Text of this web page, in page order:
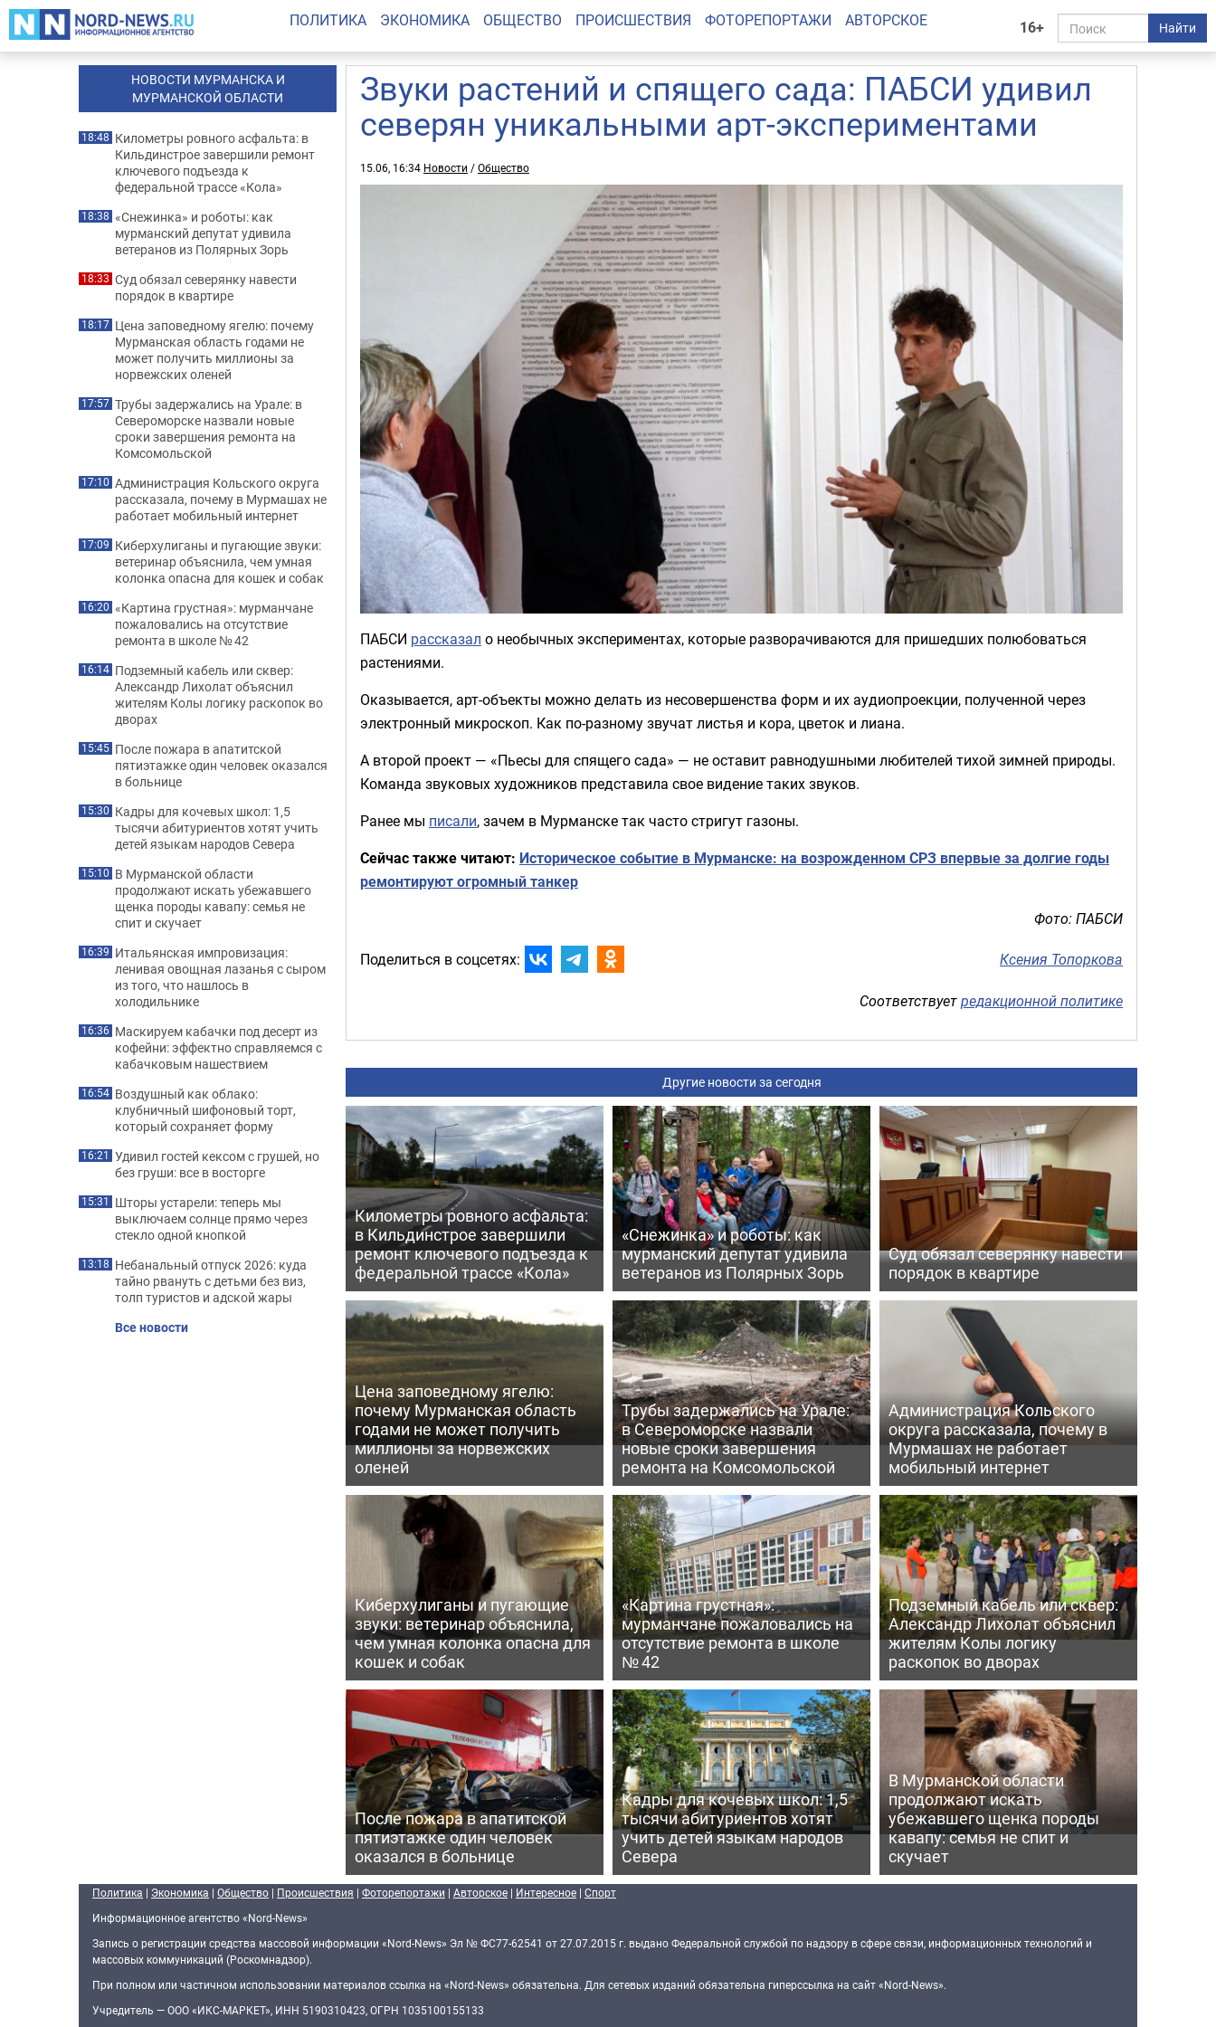
16+ Найти
ПОЛИТИКА ЭКОНОМИКА ОБЩЕСТВО ПРОИСШЕСТВИЯ ФОТОРЕПОРТАЖИ АВТОРСКОЕ
Звуки растений и спящего сада: ПАБСИ удивил
северян уникальными арт-экспериментами
15.06, 16:34 Новости /Общество
ПАБСИ рассказал о необычных экспериментах, которые разворачиваются для пришедших полюбоваться
растениями.
Оказывается, арт-объекты можно делать из несовершенства форм и их аудиопроекции, полученной через
электронный микроскоп. Как по-разному звучат листья и кора, цветок и лиана.
А второй проект — «Пьесы для спящего сада» — не оставит равнодушными любителей тихой зимней природы.
Команда звуковых художников представила свое видение таких звуков.
Ранее мы писали, зачем в Мурманске так часто стригут газоны.
Сейчас также читают: Историческое событие в Мурманске: на возрожденном СРЗ впервые за долгие годы
ремонтируют огромный танкер
Фото: ПАБСИ
Поделиться в соцсетях: Ксения Топоркова
Соответствуетредакционной политике
Другие новости за сегодня
Километры ровного асфальта:
в Кильдинстрое завершили
ремонт ключевого подъезда к
федеральной трассе «Кола»
«Снежинка» и роботы: как
мурманский депутат удивила
ветеранов из Полярных Зорь
Суд обязал северянку навести
порядок в квартире
Цена заповедному ягелю:
почему Мурманская область
годами не может получить
миллионы за норвежских
оленей
Трубы задержались на Урале:
в Североморске назвали
новые сроки завершения
ремонта на Комсомольской
Администрация Кольского
округа рассказала, почему в
Мурмашах не работает
мобильный интернет
Киберхулиганы и пугающие
звуки: ветеринар объяснила,
чем умная колонка опасна для
кошек и собак
«Картина грустная»:
мурманчане пожаловались на
отсутствие ремонта в школе
№ 42
Подземный кабель или сквер:
Александр Лихолат объяснил
жителям Колы логику
раскопок во дворах
После пожара в апатитской
пятиэтажке один человек
оказался в больнице
Кадры для кочевых школ: 1,5
тысячи абитуриентов хотят
учить детей языкам народов
Севера
В Мурманской области
продолжают искать
убежавшего щенка породы
кавапу: семья не спит и
скучает
НОВОСТИ МУРМАНСКА И
МУРМАНСКОЙ ОБЛАСТИ
18:48 Километры ровного асфальта: в
Кильдинстрое завершили ремонт
ключевого подъезда к
федеральной трассе «Кола»
18:38 «Снежинка» и роботы: как
мурманский депутат удивила
ветеранов из Полярных Зорь
18:33 Суд обязал северянку навести
порядок в квартире
18:17 Цена заповедному ягелю: почему
Мурманская область годами не
может получить миллионы за
норвежских оленей
17:57 Трубы задержались на Урале: в
Североморске назвали новые
сроки завершения ремонта на
Комсомольской
17:10 Администрация Кольского округа
рассказала, почему в Мурмашах не
работает мобильный интернет
17:09 Киберхулиганы и пугающие звуки:
ветеринар объяснила, чем умная
колонка опасна для кошек и собак
16:20 «Картина грустная»: мурманчане
пожаловались на отсутствие
ремонта в школе № 42
16:14 Подземный кабель или сквер:
Александр Лихолат объяснил
жителям Колы логику раскопок во
дворах
15:45 После пожара в апатитской
пятиэтажке один человек оказался
в больнице
15:30 Кадры для кочевых школ: 1,5
тысячи абитуриентов хотят учить
детей языкам народов Севера
15:10 В Мурманской области
продолжают искать убежавшего
щенка породы кавапу: семья не
спит и скучает
16:39 Итальянская импровизация:
ленивая овощная лазанья с сыром
из того, что нашлось в
холодильнике
16:36 Маскируем кабачки под десерт из
кофейни: эффектно справляемся с
кабачковым нашествием
16:54 Воздушный как облако:
клубничный шифоновый торт,
который сохраняет форму
16:21 Удивил гостей кексом с грушей, но
без груши: все в восторге
15:31 Шторы устарели: теперь мы
выключаем солнце прямо через
стекло одной кнопкой
13:18 Небанальный отпуск 2026: куда
тайно рвануть с детьми без виз,
толп туристов и адской жары
Все новости
Политика | Экономика | Общество | Происшествия | Фоторепортажи | Авторское | Интересное | Спорт
Информационное агентство «Nord-News»
Запись о регистрации средства массовой информации «Nord-News» Эл № ФС77-62541 от 27.07.2015 г. выдано Федеральной службой по надзору в сфере связи, информационных технологий и
массовых коммуникаций (Роскомнадзор).
При полном или частичном использовании материалов ссылка на «Nord-News» обязательна. Для сетевых изданий обязательна гиперссылка на сайт «Nord-News».
Учредитель — ООО «ИКС-МАРКЕТ», ИНН 5190310423, ОГРН 1035100155133